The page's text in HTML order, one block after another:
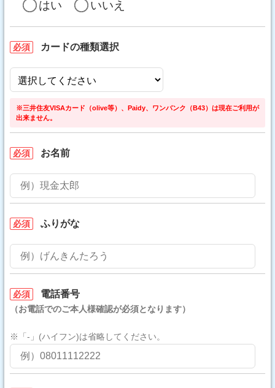
はい いいえ
必須 カードの種類選択
※三井住友VISAカード（olive等）、Paidy、ワンバンク（B43）は現在ご利用が
出来ません。
必須 お名前
必須 ふりがな
必須 電話番号
（お電話でのご本人様確認が必須となります）
※「-」(ハイフン)は省略してください。